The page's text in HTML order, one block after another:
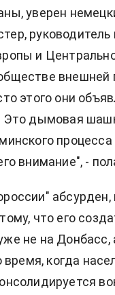
уверен
руководитель
и
внешней
этого они
Это дымовая
внимание", -
абсурден,
что его
не на Донбасс,
время, когда